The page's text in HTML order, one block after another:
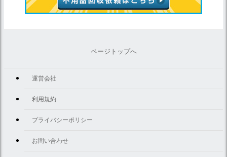
ページトップへ
運営会社
利用規約
プライバシーポリシー
お問い合わせ